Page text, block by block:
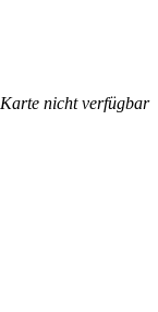
Karte nicht verfügbar